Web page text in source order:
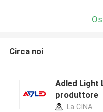
Circa noi
Adled Light
produttore
La CINA